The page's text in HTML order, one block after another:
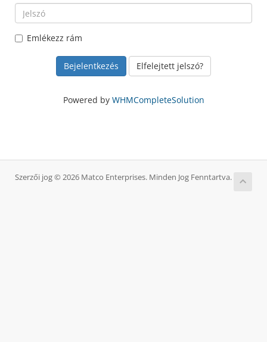
Emlékezz rám
Elfelejtett jelszó?
Powered by WHMCompleteSolution
Szerzői jog © 2026 Matco Enterprises. Minden Jog Fenntartva.